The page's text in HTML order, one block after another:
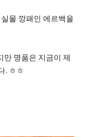
물 깡패인 에르백을
만 명품은 지금이 제
. ㅎㅎ